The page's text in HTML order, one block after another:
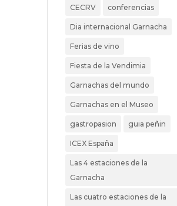
CECRV conferencias
Dia internacional Garnacha
Ferias de vino
Fiesta de la Vendimia
Garnachas del mundo
Garnachas en el Museo
gastropasion guia peñin
ICEX España
Las 4 estaciones de la
Garnacha
Las cuatro estaciones de la